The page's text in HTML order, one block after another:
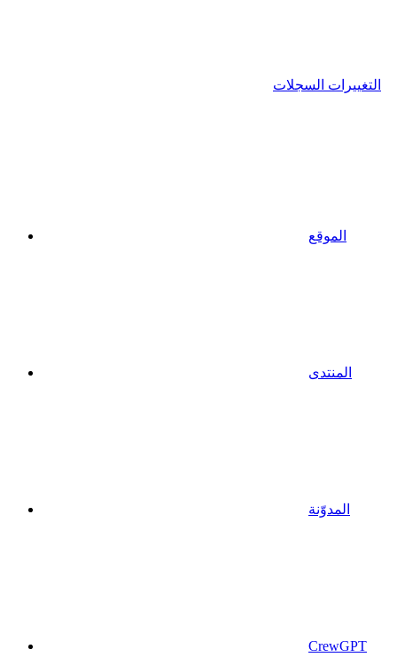
التغييرات السجلات
الموقع
المنتدى
المدوّنة
CrewGPT